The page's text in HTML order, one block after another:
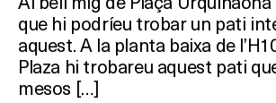
SALES
que hi podríeu trobar un pati
aquest. A la planta baixa de
Plaza hi trobareu aquest pati
mesos […]